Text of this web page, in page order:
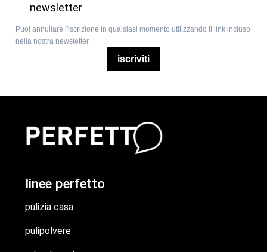
newsletter
Puoi annullare l'iscrizione in qualsiasi momento utilizzando il link incluso
nella nostra newsletter.
iscriviti
linee perfetto
pulizia casa
pulipolvere